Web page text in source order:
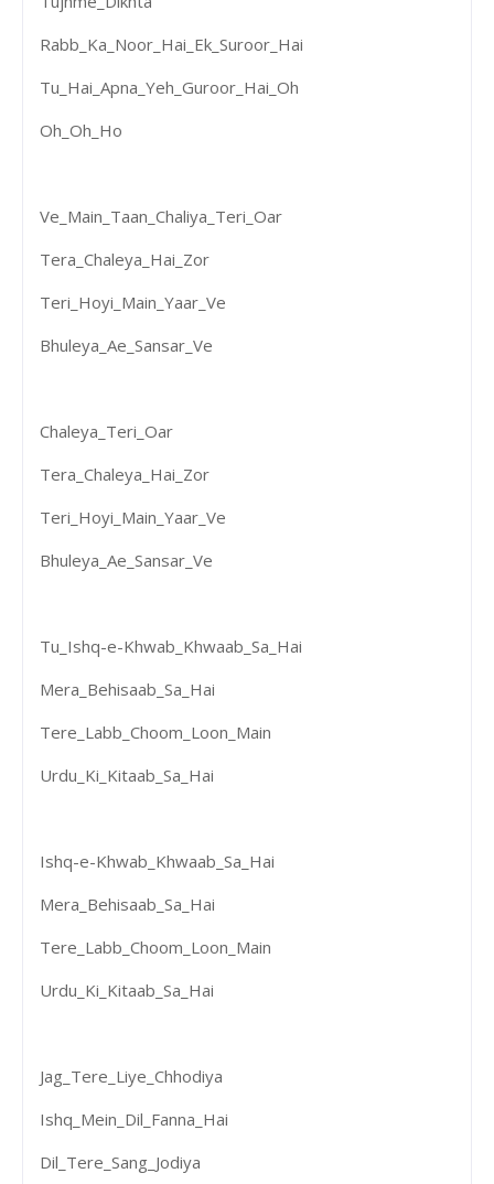
Rabb_Ka_Noor_Hai_Ek_Suroor_Hai
Tu_Hai_Apna_Yeh_Guroor_Hai_Oh
Oh_Oh_Ho
Ve_Main_Taan_Chaliya_Teri_Oar
Tera_Chaleya_Hai_Zor
Teri_Hoyi_Main_Yaar_Ve
Bhuleya_Ae_Sansar_Ve
Chaleya_Teri_Oar
Tera_Chaleya_Hai_Zor
Teri_Hoyi_Main_Yaar_Ve
Bhuleya_Ae_Sansar_Ve
Tu_Ishq-e-Khwab_Khwaab_Sa_Hai
Mera_Behisaab_Sa_Hai
Tere_Labb_Choom_Loon_Main
Urdu_Ki_Kitaab_Sa_Hai
Ishq-e-Khwab_Khwaab_Sa_Hai
Mera_Behisaab_Sa_Hai
Tere_Labb_Choom_Loon_Main
Urdu_Ki_Kitaab_Sa_Hai
Jag_Tere_Liye_Chhodiya
Ishq_Mein_Dil_Fanna_Hai
Dil_Tere_Sang_Jodiya